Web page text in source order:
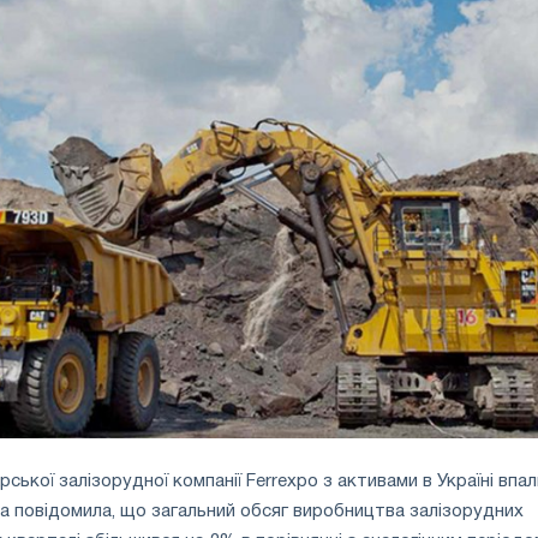
залізорудної компанії Ferrexpo з активами в Україні
повідомила, що загальний обсяг виробництва залізорудних